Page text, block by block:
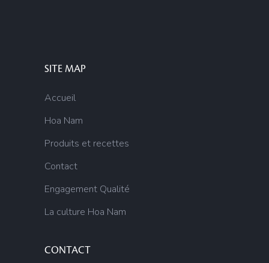
SITE MAP
Accueil
Hoa Nam
Produits et recettes
Contact
Engagement Qualité
La culture Hoa Nam
CONTACT